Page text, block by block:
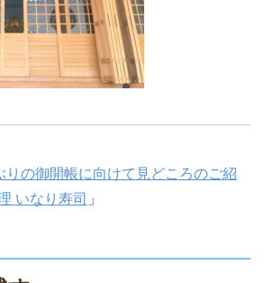
りの御開帳に向けて見どころのご紹
いなり寿司 」